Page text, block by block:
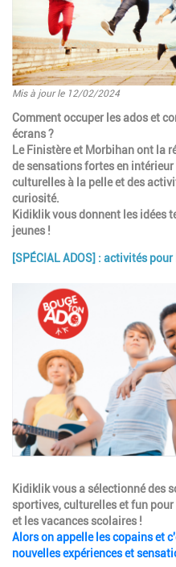
Mis à jour le 12/02/2024
Introduction
Comment occuper les ados et
écrans ?
Le Finistère et Morbihan ont la
de sensations fortes en
culturelles à la pelle et des
curiosité.
Kidiklik vous donnent les idées
jeunes !
Paragraphes
[SPÉCIAL ADOS] : activités
Description
Kidiklik vous a sélectionné des
sportives, culturelles et fun
et les vacances scolaires !
Alors on appelle les copains et
nouvelles expériences et